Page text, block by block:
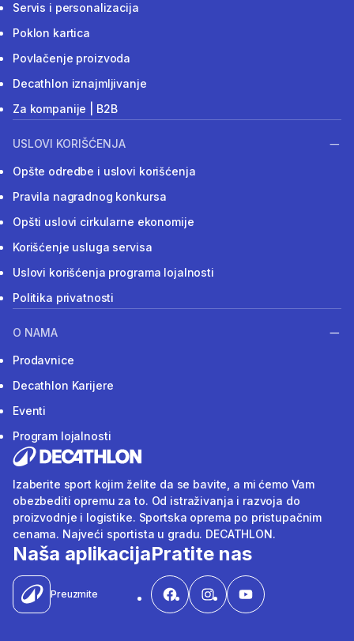
Servis i personalizacija
Poklon kartica
Povlačenje proizvoda
Decathlon iznajmljivanje
Za kompanije | B2B
USLOVI KORIŠĆENJA
Opšte odredbe i uslovi korišćenja
Pravila nagradnog konkursa
Opšti uslovi cirkularne ekonomije
Korišćenje usluga servisa
Uslovi korišćenja programa lojalnosti
Politika privatnosti
O NAMA
Prodavnice
Decathlon Karijere
Eventi
Program lojalnosti
Izaberite sport kojim želite da se bavite, a mi ćemo Vam
obezbediti opremu za to. Od istraživanja i razvoja do
proizvodnje i logistike. Sportska oprema po pristupačnim
cenama. Najveći sportista u gradu. DECATHLON.
Naša aplikacija
Preuzmite
Pratite nas